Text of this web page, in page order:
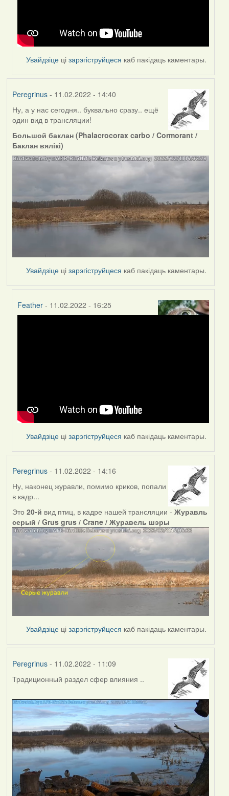
Увайдзіце цізарэгіструйцеся каб пакідаць каментары.
Peregrinus- 11.02.2022 - 14:40
Ну, а у нас сегодня.. буквально сразу.. ещё
один вид в трансляции!
Большой баклан (Phalacrocorax carbo / Cormorant /
Баклан вялікі)
Увайдзіце цізарэгіструйцеся каб пакідаць каментары.
Feather - 11.02.2022 - 16:25
Увайдзіце цізарэгіструйцеся каб пакідаць каментары.
Peregrinus- 11.02.2022 - 14:16
Ну, наконец журавли, помимо криков, попали
в кадр...
Это 20-й вид птиц, в кадре нашей трансляции - Журавль
серый / Grus grus / Crane / Журавель шэры
Увайдзіце цізарэгіструйцеся каб пакідаць каментары.
Peregrinus- 11.02.2022 - 11:09
Традиционный раздел сфер влияния ..